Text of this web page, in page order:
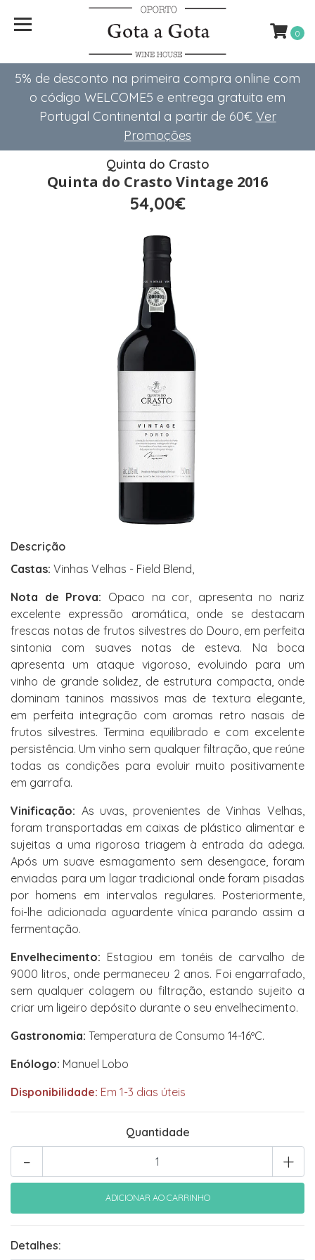
5% de desconto na primeira compra online com
o código WELCOME5 e entrega gratuita em
Portugal Continental a partir de 60€ Ver
Promoções
0
Quinta do Crasto
Quinta do Crasto Vintage 2016
54,00€
Descrição
Castas: Vinhas Velhas - Field Blend,
Nota de Prova: Opaco na cor, apresenta no nariz
excelente expressão aromática, onde se destacam
frescas notas de frutos silvestres do Douro, em perfeita
sintonia com suaves notas de esteva. Na boca
apresenta um ataque vigoroso, evoluindo para um
vinho de grande solidez, de estrutura compacta, onde
dominam taninos massivos mas de textura elegante,
em perfeita integração com aromas retro nasais de
frutos silvestres. Termina equilibrado e com excelente
persistência. Um vinho sem qualquer filtração, que reúne
todas as condições para evoluir muito positivamente
em garrafa.
Vinificação: As uvas, provenientes de Vinhas Velhas,
foram transportadas em caixas de plástico alimentar e
sujeitas a uma rigorosa triagem à entrada da adega.
Após um suave esmagamento sem desengace, foram
enviadas para um lagar tradicional onde foram pisadas
por homens em intervalos regulares. Posteriormente,
foi-lhe adicionada aguardente vínica parando assim a
fermentação.
Envelhecimento: Estagiou em tonéis de carvalho de
9000 litros, onde permaneceu 2 anos. Foi engarrafado,
sem qualquer colagem ou filtração, estando sujeito a
criar um ligeiro depósito durante o seu envelhecimento.
Gastronomia: Temperatura de Consumo 14-16ºC.
Enólogo: Manuel Lobo
Disponibilidade: Em 1-3 dias úteis
Quantidade
+
-
Detalhes: